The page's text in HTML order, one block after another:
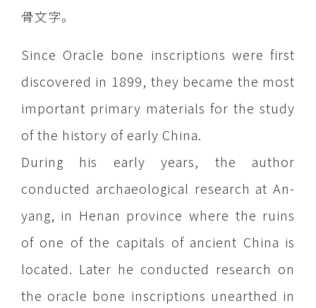
骨文字。
Since Oracle bone inscriptions were first
discovered in 1899, they became the most
important primary materials for the study
of the history of early China.
During his early years, the author
conducted archaeological research at An-
yang, in Henan province where the ruins
of one of the capitals of ancient China is
located. Later he conducted research on
the oracle bone inscriptions unearthed in